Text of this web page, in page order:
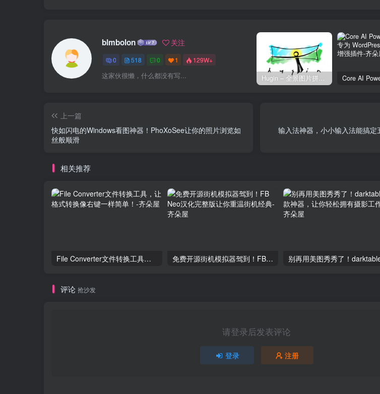
blmbolon 关注
0 518 0 1 129W+
这家伙很懒，什么都没有写...
上一篇
快如闪电的Windows看图神器！PhoXoSee让你的照片浏览如
丝般顺滑
输入法神器，小小输入法能搞
相关推荐
File Converter文件转换工具，让格式转换像右键一样简单！ 免费开源街机模拟器驾到！FB Neo汉化完整版让你重温街机经典
评论 抢沙发
请登录后发表评论
登录 注册